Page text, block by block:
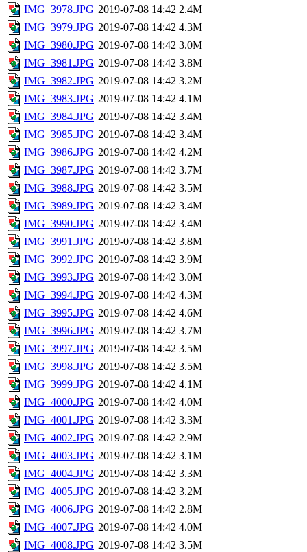
IMG_3978.JPG 2019-07-08 14:42 2.4M
IMG_3979.JPG 2019-07-08 14:42 4.3M
IMG_3980.JPG 2019-07-08 14:42 3.0M
IMG_3981.JPG 2019-07-08 14:42 3.8M
IMG_3982.JPG 2019-07-08 14:42 3.2M
IMG_3983.JPG 2019-07-08 14:42 4.1M
IMG_3984.JPG 2019-07-08 14:42 3.4M
IMG_3985.JPG 2019-07-08 14:42 3.4M
IMG_3986.JPG 2019-07-08 14:42 4.2M
IMG_3987.JPG 2019-07-08 14:42 3.7M
IMG_3988.JPG 2019-07-08 14:42 3.5M
IMG_3989.JPG 2019-07-08 14:42 3.4M
IMG_3990.JPG 2019-07-08 14:42 3.4M
IMG_3991.JPG 2019-07-08 14:42 3.8M
IMG_3992.JPG 2019-07-08 14:42 3.9M
IMG_3993.JPG 2019-07-08 14:42 3.0M
IMG_3994.JPG 2019-07-08 14:42 4.3M
IMG_3995.JPG 2019-07-08 14:42 4.6M
IMG_3996.JPG 2019-07-08 14:42 3.7M
IMG_3997.JPG 2019-07-08 14:42 3.5M
IMG_3998.JPG 2019-07-08 14:42 3.5M
IMG_3999.JPG 2019-07-08 14:42 4.1M
IMG_4000.JPG 2019-07-08 14:42 4.0M
IMG_4001.JPG 2019-07-08 14:42 3.3M
IMG_4002.JPG 2019-07-08 14:42 2.9M
IMG_4003.JPG 2019-07-08 14:42 3.1M
IMG_4004.JPG 2019-07-08 14:42 3.3M
IMG_4005.JPG 2019-07-08 14:42 3.2M
IMG_4006.JPG 2019-07-08 14:42 2.8M
IMG_4007.JPG 2019-07-08 14:42 4.0M
IMG_4008.JPG 2019-07-08 14:42 3.5M